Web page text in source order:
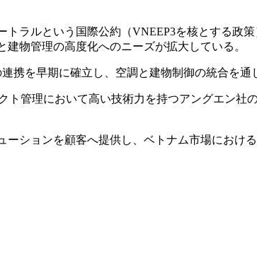
ラルという国際公約（VNEEP3を核とする政
物管理の高度化へのニーズが拡大している。
を早期に確立し、空調と建物制御の統合を通
管理において高い技術力を持つアングエン社
ションを顧客へ提供し、ベトナム市場におけ